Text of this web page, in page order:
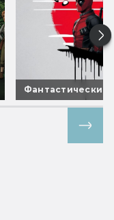
Фантастические